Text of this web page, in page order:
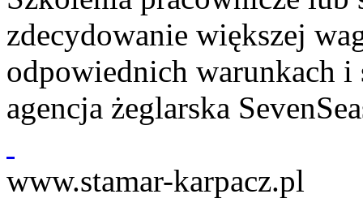
zdecydowanie większej
odpowiednich warunkach i
agencja żeglarska
www.stamar-karpacz.pl